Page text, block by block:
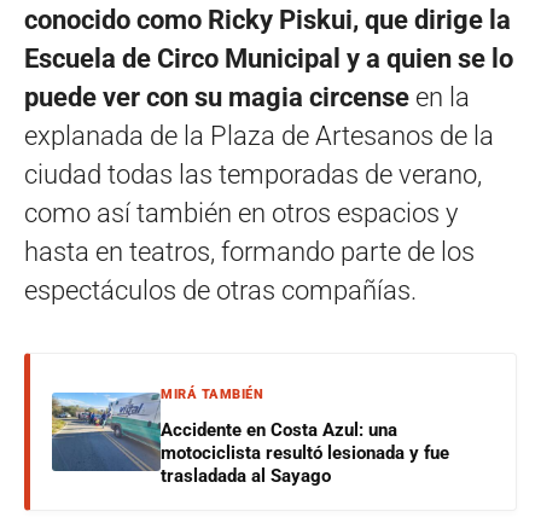
conocido como Ricky Piskui, que dirige la
Escuela de Circo Municipal y a quien se lo
puede ver con su magia circense en la
explanada de la Plaza de Artesanos de la
ciudad todas las temporadas de verano,
como así también en otros espacios y
hasta en teatros, formando parte de los
espectáculos de otras compañías.
MIRÁ TAMBIÉN
Accidente en Costa Azul: una
motociclista resultó lesionada y fue
trasladada al Sayago